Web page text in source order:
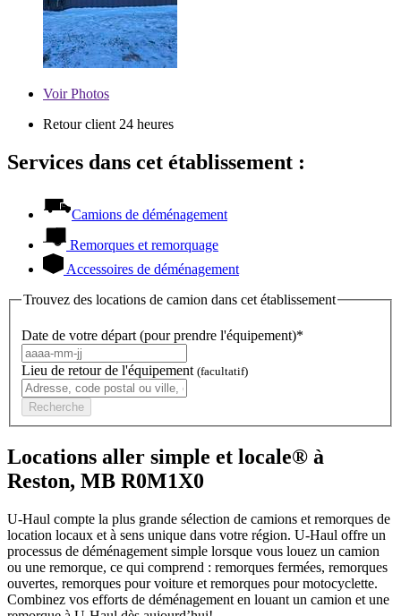
VoirPhotos
Retour client 24 heures
Services dans cet établissement :
Camions de déménagement
Remorques et remorquage
Accessoires de déménagement
Trouvez des locations de camion dans cet établissement
Date de votre départ (pour prendre l'équipement)*
Lieu de retour de l'équipement (facultatif)
Recherche
Locations aller simple et locale® à
Reston, MB R0M1X0
U-Haul compte la plus grande sélection de camions et remorques de
location locaux et à sens unique dans votre région. U-Haul offre un
processus de déménagement simple lorsque vous louez un camion
ou une remorque, ce qui comprend : remorques fermées, remorques
ouvertes, remorques pour voiture et remorques pour motocyclette.
Combinez vos efforts de déménagement en louant un camion et une